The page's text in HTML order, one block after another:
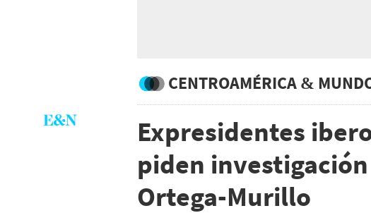
CENTROAMÉRICA &
Expresidentes
piden
Ortega-Murillo